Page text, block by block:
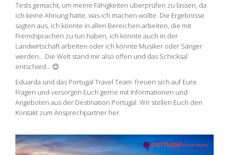
Tests gemacht, um meine Fähigkeiten überprüfen zu lassen, da
ich keine Ahnung hatte, was ich machen wollte. Die Ergebnisse
sagten aus, ich könnte in allen Bereichen arbeiten, die mit
Fremdsprachen zu tun haben, ich könnte auch in der
Landwirtschaft arbeiten oder ich könnte Musiker oder Sänger
werden… Die Welt stand mir also offen und das Schicksal
entschied… 😊
Eduarda und das Portugal Travel Team freuen sich auf Eure
Fragen und versorgen Euch gerne mit Informationen und
Angeboten aus der Destination Portugal. Wir stellen Euch den
Kontakt zum Ansprechpartner her.